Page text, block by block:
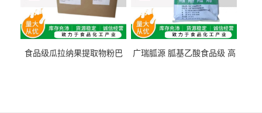
食品级瓜拉纳果提取物粉巴
广瑞胍源 胍基乙酸食品级 高